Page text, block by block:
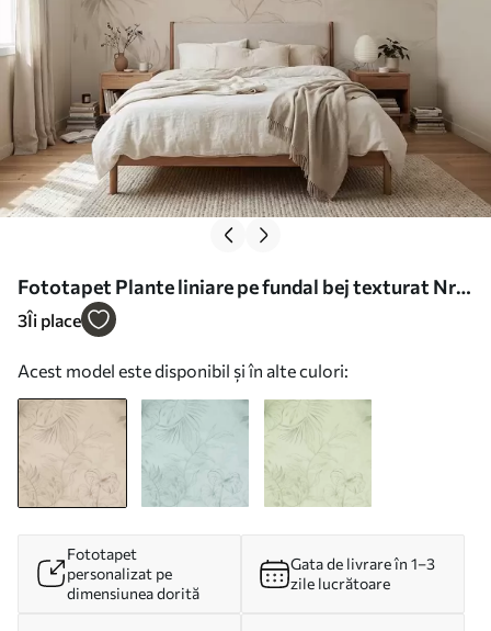
Fototapet Plante liniare pe fundal bej texturat Nr.
w05128
3Îi place
Acest model este disponibil și în alte culori:
Fototapet
personalizat pe
dimensiunea dorită
Gata de livrare în 1–3
zile lucrătoare